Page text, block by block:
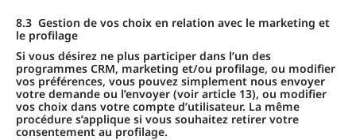
8.3 Gestion de vos choix en relation avec le marketing et
le profilage
Si vous désirez ne plus participer dans l’un des
programmes CRM, marketing et/ou profilage, ou modifier
vos préférences, vous pouvez simplement nous envoyer
votre demande ou l’envoyer (voir article 13), ou modifier
vos choix dans votre compte d’utilisateur. La même
procédure s’applique si vous souhaitez retirer votre
consentement au profilage.